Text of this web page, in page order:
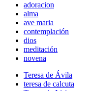
adoracion
alma
ave maria
contemplación
dios
meditación
novena
Teresa de Ávila
teresa de calcuta